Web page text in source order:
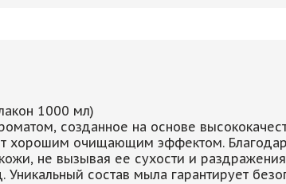
1000 мл)
созданное на основе
хорошим очищающим эффектом.
не вызывая ее сухости и
состав мыла гарантирует